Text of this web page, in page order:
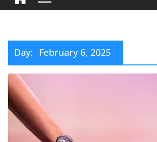
Day: February 6, 2025